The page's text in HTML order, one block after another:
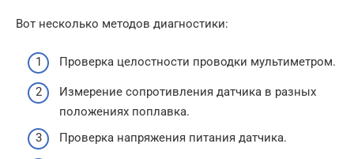
Вот несколько методов диагностики:
Проверка целостности проводки мультиметром.
Измерение сопротивления датчика в разных
положениях поплавка.
Проверка напряжения питания датчика.